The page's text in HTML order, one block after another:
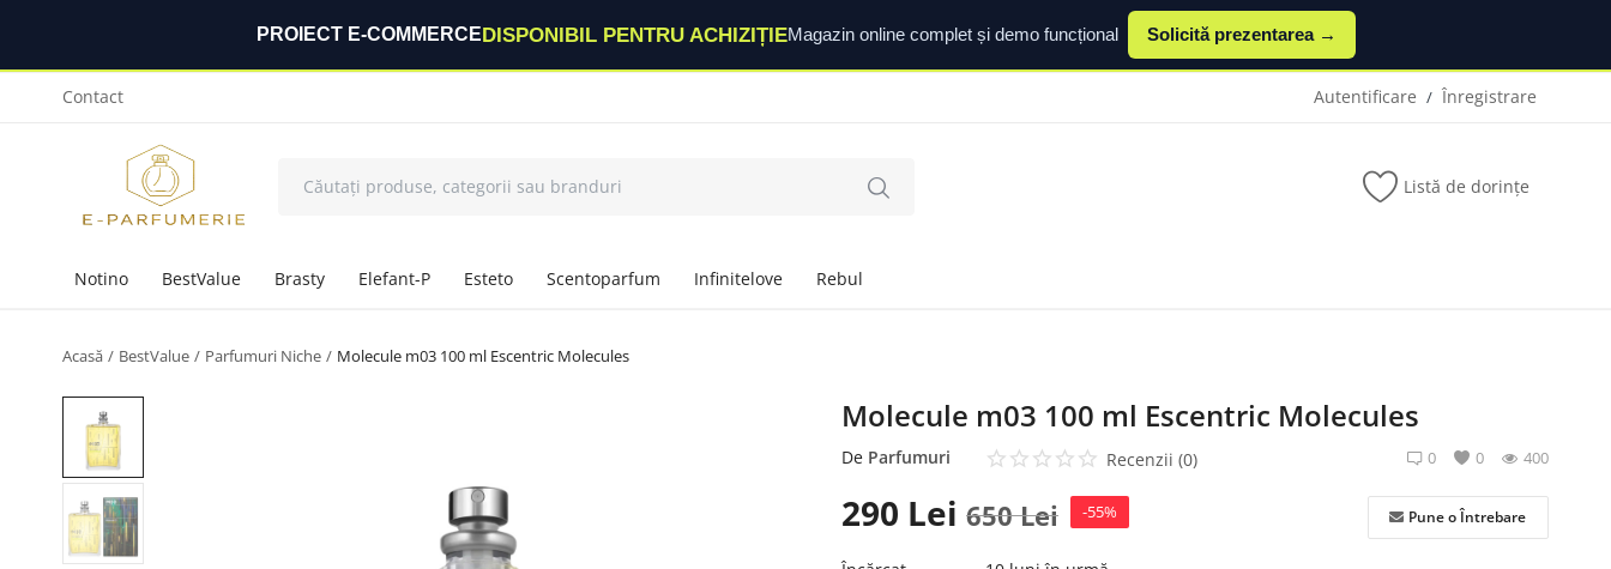
PROIECT E-COMMERCEDISPONIBIL PENTRU ACHIZIȚIEMagazin online complet și demo funcțional Solicită prezentarea →
Contact Autentificare / Înregistrare
Listă de dorințe
Notino BestValue Brasty Elefant-P Esteto Scentoparfum Infinitelove Rebul
Acasă BestValue Parfumuri Niche Molecule m03 100 ml Escentric Molecules
Molecule m03 100 ml Escentric Molecules
De Parfumuri Recenzii (0) 0 0 400
290 Lei 650Lei -55% Pune o Întrebare